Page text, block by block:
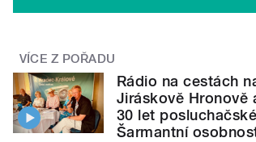
VÍCE Z POŘADU
Rádio na cestách
Jiráskově Hronově
30 let
Šarmantní